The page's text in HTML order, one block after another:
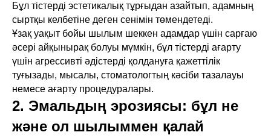
Бұл тістерді эстетикалық тұрғыдан азайтып, адамның
сыртқы келбетіне деген сенімін төмендетеді.
Ұзақ уақыт бойы шылым шеккен адамдар үшін сарғаю
әсері айқынырақ болуы мүмкін, бұл тістерді ағарту
үшін агрессивті әдістерді қолдануға қажеттілік
туғызады, мысалы, стоматологтың кәсіби тазалауы
немесе ағарту процедуралары.
2. Эмальдың эрозиясы: бұл не
және ол шылыммен қалай